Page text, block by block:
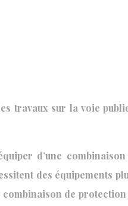
travaux sur la voie
d’une
des équipements
de